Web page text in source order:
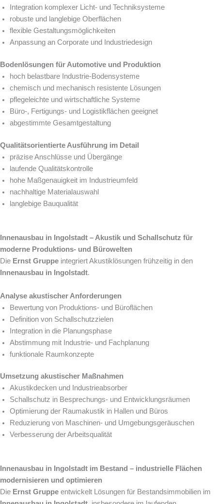
Integration komplexer Licht- und Techniksysteme
robuste und langlebige Oberflächen
flexible Gestaltungsmöglichkeiten
Anpassung an Corporate und Industriedesign
Bodenlösungen für Automotive und Produktion
hoch belastbare Industrie-Bodensysteme
chemisch und mechanisch resistente Lösungen
pflegeleichte und wirtschaftliche Systeme
Büro-, Fertigungs- und Logistikflächen geeignet
abgestimmte Gesamtgestaltung
Qualitätsorientierte Ausführung im Detail
präzise Anschlüsse und Übergänge
laufende Qualitätskontrolle
hohe Maßgenauigkeit im Industrieumfeld
nachhaltige Materialauswahl
langlebige Bauqualität
Innenausbau in Ingolstadt – Akustik und Schallschutz für
moderne Produktions- und Bürowelten
Die Ernst Gruppe integriert Akustiklösungen frühzeitig in den
Innenausbau in Ingolstadt.
Analyse akustischer Anforderungen
Bewertung von Produktions- und Büroflächen
Definition von Schallschutzzielen
Integration in die Planungsphase
Abstimmung mit Industrie- und Fachplanung
funktionale Raumkonzepte
Umsetzung akustischer Maßnahmen
Akustikdecken und Industrieabsorber
Schallschutz in Besprechungs- und Entwicklungsräumen
Optimierung der Raumakustik in Hallen und Büros
Reduzierung von Maschinen- und Umgebungsgeräuschen
Verbesserung der Arbeitsqualität
Innenausbau in Ingolstadt im Bestand – industrielle Flächen
modernisieren und optimieren
Die Ernst Gruppe entwickelt Lösungen für Bestandsimmobilien im